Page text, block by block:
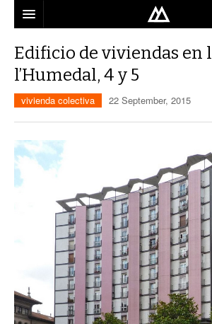
LOCALIZACIÓN
MAPA
EQUIPO
CONTACTO
Edificio de viviendas en
l’Humedal, 4 y 5
vivienda colectiva 22 September, 2015